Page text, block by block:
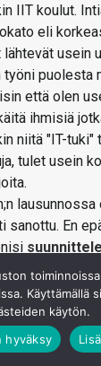
IIT koulut.
eli
usein
puolesta
että olen
ihmisiä
niitä "IT-
tulet usein
En
on jonkin
kuitenkaan
Käyttämällä
käytön.
hyväksy